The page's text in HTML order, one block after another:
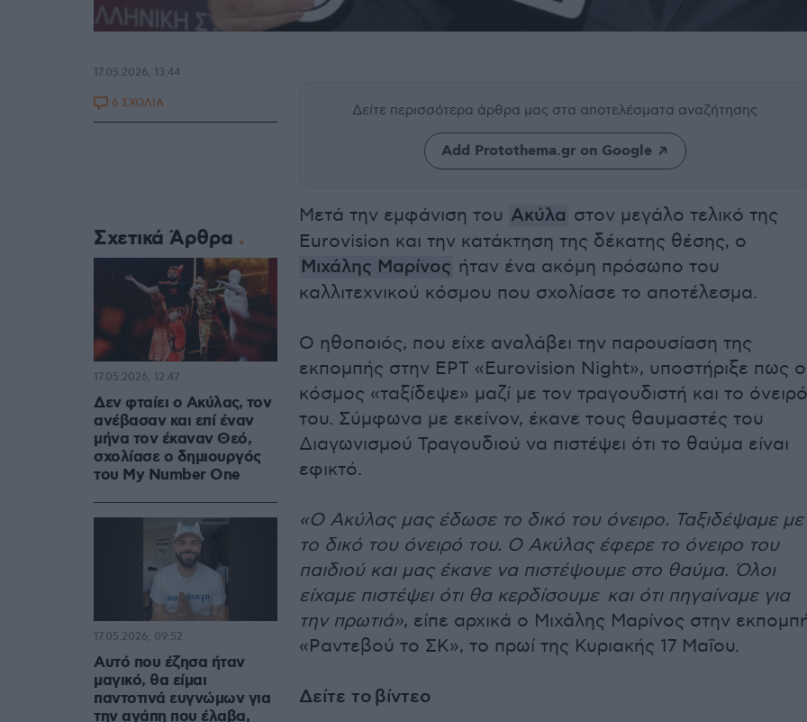
Δείτε περισσότερα άρθρα μας στα αποτελέσματα αναζήτησης
Add Protothema.gr on Google
Μετά την εμφάνιση του Ακύλα στον μεγάλο τελικό της
Eurovision και την κατάκτηση της δέκατης θέσης, ο
Μιχάλης Μαρίνος ήταν ένα ακόμη πρόσωπο του
καλλιτεχνικού κόσμου που σχολίασε το αποτέλεσμα.
Ο ηθοποιός, που είχε αναλάβει την παρουσίαση της
εκπομπής στην ΕΡΤ «Eurovision Night», υποστήριξε πως ο
κόσμος «ταξίδεψε» μαζί με τον τραγουδιστή και το όνειρό
του. Σύμφωνα με εκείνον, έκανε τους θαυμαστές του
Διαγωνισμού Τραγουδιού να πιστέψει ότι το θαύμα είναι
εφικτό.
«Ο Ακύλας μας έδωσε το δικό του όνειρο. Ταξιδέψαμε με
το δικό του όνειρό του. Ο Ακύλας έφερε το όνειρο του
παιδιού και μας έκανε να πιστέψουμε στο θαύμα. Όλοι
είχαμε πιστέψει ότι θα κερδίσουμε και ότι πηγαίναμε για
την πρωτιά», είπε αρχικά ο Μιχάλης Μαρίνος στην
«Ραντεβού το ΣΚ», το πρωί της Κυριακής 17 Μαΐου.
Δείτε το βίντεο
17.05.2026, 13:44
6 ΣΧΟΛΙΑ
Σχετικά Άρθρα
Δεν φταίει ο Ακύλας, τον
ανέβασαν και επί έναν
μήνα τον έκαναν Θεό,
σχολίασε ο δημιουργός
του My Number One
17.05.2026, 12:47
Αυτό που έζησα ήταν
μαγικό, θα είμαι
παντοτινά ευγνώμων για
την αγάπη που έλαβα,
17.05.2026, 09:52